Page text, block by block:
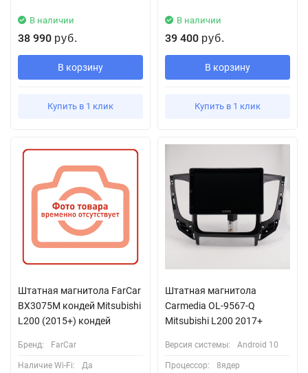
В наличии
38 990 руб.
В корзину
Купить в 1 клик
В наличии
39 400 руб.
В корзину
Купить в 1 клик
Штатная магнитола FarCar
BX3075M кондей Mitsubishi
L200 (2015+) кондей
Бренд: FarCar
Наличие Wi-Fi: Да
Штатная магнитола
Carmedia OL-9567-Q
Mitsubishi L200 2017+
Версия системы: Android 10
Процессор: 8ядер